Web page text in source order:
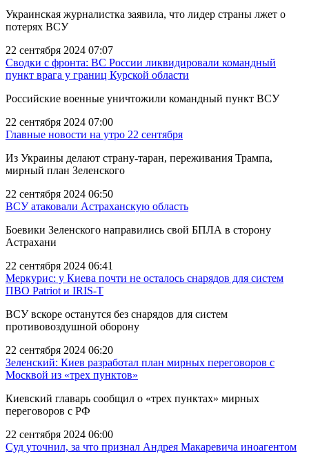
Украинская журналистка заявила, что лидер страны лжет о
потерях ВСУ
22 сентября 2024 07:07
Сводки с фронта: ВС России ликвидировали командный
пункт врага у границ Курской области
Российские военные уничтожили командный пункт ВСУ
22 сентября 2024 07:00
Главные новости на утро 22 сентября
Из Украины делают страну-таран, переживания Трампа,
мирный план Зеленского
22 сентября 2024 06:50
ВСУ атаковали Астраханскую область
Боевики Зеленского направились свой БПЛА в сторону
Астрахани
22 сентября 2024 06:41
Меркурис: у Киева почти не осталось снарядов для систем
ПВО Patriot и IRIS-T
ВСУ вскоре останутся без снарядов для систем
противовоздушной оборону
22 сентября 2024 06:20
Зеленский: Киев разработал план мирных переговоров с
Москвой из «трех пунктов»
Киевский главарь сообщил о «трех пунктах» мирных
переговоров с РФ
22 сентября 2024 06:00
Суд уточнил, за что признал Андрея Макаревича иноагентом